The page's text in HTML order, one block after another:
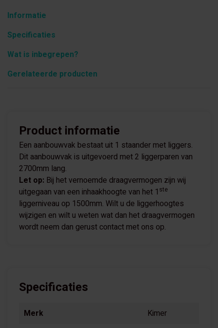
Informatie
Specificaties
Wat is inbegrepen?
Gerelateerde producten
Product informatie
Een aanbouwvak bestaat uit 1 staander met liggers.
Dit aanbouwvak is uitgevoerd met 2 liggerparen van
2700mm lang.
Let op: Bij het vernoemde draagvermogen zijn wij
uitgegaan van een inhaakhoogte van het 1 ste
liggerniveau op 1500mm. Wilt u de liggerhoogtes
wijzigen en wilt u weten wat dan het draagvermogen
wordt neem dan gerust contact met ons op.
Specificaties
Merk Kimer